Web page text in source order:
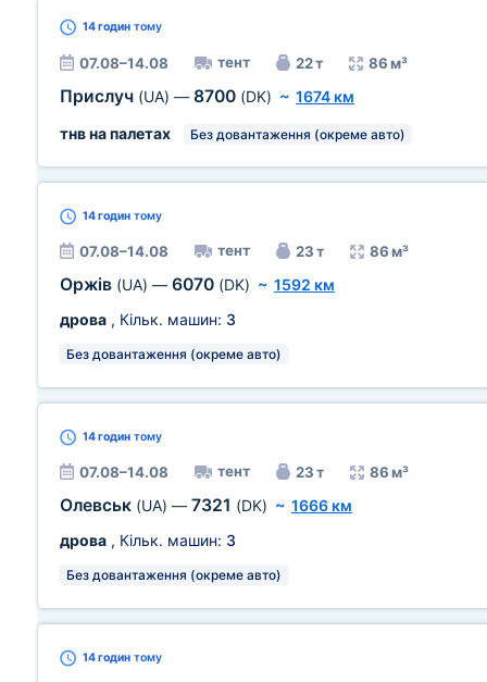
14 годин тому
07.08–14.08 тент 22 т 86 м³
Прислуч (UA) — 8700 (DK) ~ 1674 км
тнв на палетах
Без довантаження (окреме авто)
14 годин тому
07.08–14.08 тент 23 т 86 м³
Оржів (UA) — 6070 (DK) ~ 1592 км
дрова , Кільк. машин: 3
Без довантаження (окреме авто)
14 годин тому
07.08–14.08 тент 23 т 86 м³
Олевськ (UA) — 7321 (DK) ~ 1666 км
дрова , Кільк. машин: 3
Без довантаження (окреме авто)
14 годин тому